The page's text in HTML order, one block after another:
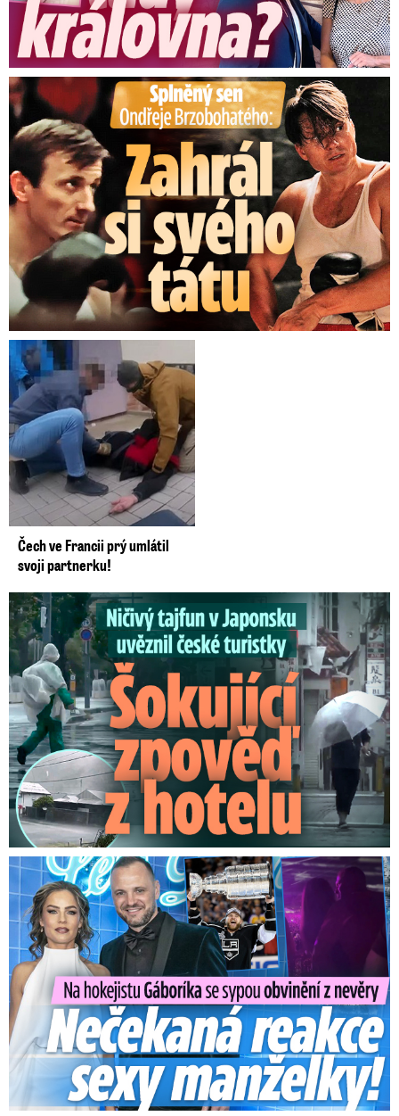
Splněný sen Ondřeje Brzobohatého: Zahrál si svého tátu
Čech ve Francii prý umlátil
svoji partnerku!
Ničivý tajfun uvěznil české turistky: Šokující zpověď
Na Gáboríka se sypou obvinění z nevěry: Reakce manželky!